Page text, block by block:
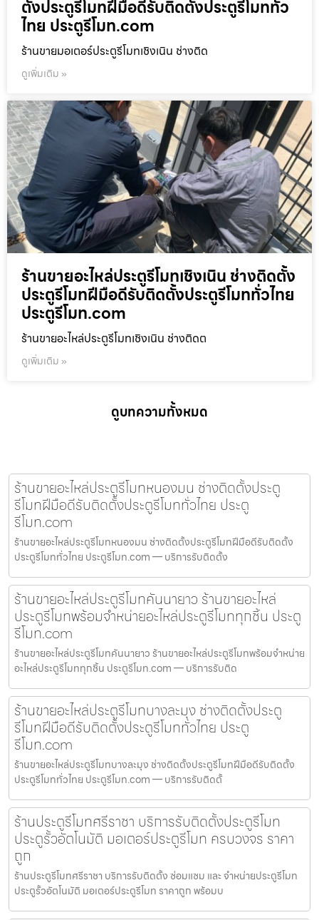
ตั้งประตูรีโมทฝีมือดีรับติดตั้งประตูรีโมททั่ว
ไทย ประตูรีโมท.com
ร้านขายมอเตอร์ประตูรีโมทเชิงเนิน ช่างติด
ดูเพิ่มเติม »
ร้านขายอะไหล่ประตูรีโมทเชิงเนิน ช่างติดตั้ง
ประตูรีโมทฝีมือดีรับติดตั้งประตูรีโมททั่วไทย
ประตูรีโมท.com
ร้านขายอะไหล่ประตูรีโมทเชิงเนิน ช่างติดต
ดูเพิ่มเติม »
ดูบทความทั้งหมด
ร้านขายอะไหล่ประตูรีโมทหนองมน ช่างติดตั้งประตู
รีโมทฝีมือดีรับติดตั้งประตูรีโมททั่วไทย ประตู
รีโมท.com
ร้านขายอะไหล่ประตูรีโมทหนองมน ช่างติดตั้งประตูรีโมทฝีมือดีรับติดตั้ง
ประตูรีโมททั่วไทย ประตูรีโมท.com — บริการรับติดตั้ง
ร้านขายอะไหล่ประตูรีโมทคันนายาว ร้านขายอะไหล่
ประตูรีโมทพร้อมจำหน่ายอะไหล่ประตูรีโมททุกชิ้น ประตู
รีโมท.com
ร้านขายอะไหล่ประตูรีโมทคันนายาว ร้านขายอะไหล่ประตูรีโมทพร้อมจำหน่าย
อะไหล่ประตูรีโมททุกชิ้น ประตูรีโมท.com — บริการรับติด
ร้านขายอะไหล่ประตูรีโมทบางละมุง ช่างติดตั้งประตู
รีโมทฝีมือดีรับติดตั้งประตูรีโมททั่วไทย ประตู
รีโมท.com
ร้านขายอะไหล่ประตูรีโมทบางละมุง ช่างติดตั้งประตูรีโมทฝีมือดีรับติดตั้ง
ประตูรีโมททั่วไทย ประตูรีโมท.com — บริการรับติดตั้
ร้านประตูรีโมทศรีราชา บริการรับติดตั้งประตูรีโมท
ประตูรั้วอัตโนมัติ มอเตอร์ประตูรีโมท ครบวงจร ราคา
ถูก
ร้านประตูรีโมทศรีราชา บริการรับติดตั้ง ซ่อมแซม และ จำหน่ายประตูรีโมท
ประตูรั้วอัตโนมัติ มอเตอร์ประตูรีโมท ราคาถูก พร้อมบ